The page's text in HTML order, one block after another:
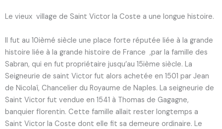
Le vieux village de Saint Victor la Coste a une longue histoire.
Il fut au 10ièmé siècle une place forte réputée liée à la grande
histoire liée à la grande histoire de France ,par la famille des
Sabran, qui en fut propriétaire jusqu’au 15ième siècle. La
Seigneurie de saint Victor fut alors achetée en 1501 par Jean
de Nicolaî, Chancelier du Royaume de Naples. La seigneurie de
Saint Victor fut vendue en 1541 à Thomas de Gagagne,
banquier florentin. Cette famille allait rester longtemps a
Saint Victor la Coste dont elle fit sa demeure ordinaire. Le